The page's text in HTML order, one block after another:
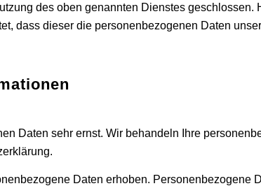
des oben genannten Dienstes geschlossen.
dass dieser die personenbezogenen Daten
Daten sehr ernst. Wir behandeln Ihre
Daten erhoben. Personenbezogene